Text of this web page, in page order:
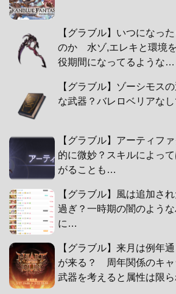
【グラブル】いつになっ
のか 水ゾ,エレキと環境
役期間になってるような…
【グラブル】ゾーシモス
な武器？バレロベリアな
【グラブル】アーティフ
的に微妙？スキルによっ
がることも…
【グラブル】風は追加さ
過ぎ？一時期の闇のよう
に…
【グラブル】来月は例年
が来る？ 周年関係のキャ
武器を考えると属性は限ら